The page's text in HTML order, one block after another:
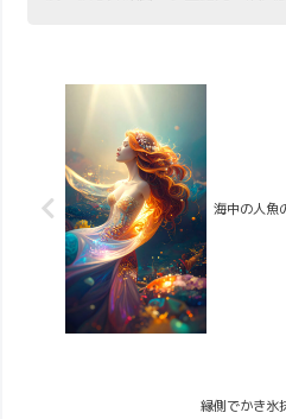
海中の人魚
縁側でかき氷